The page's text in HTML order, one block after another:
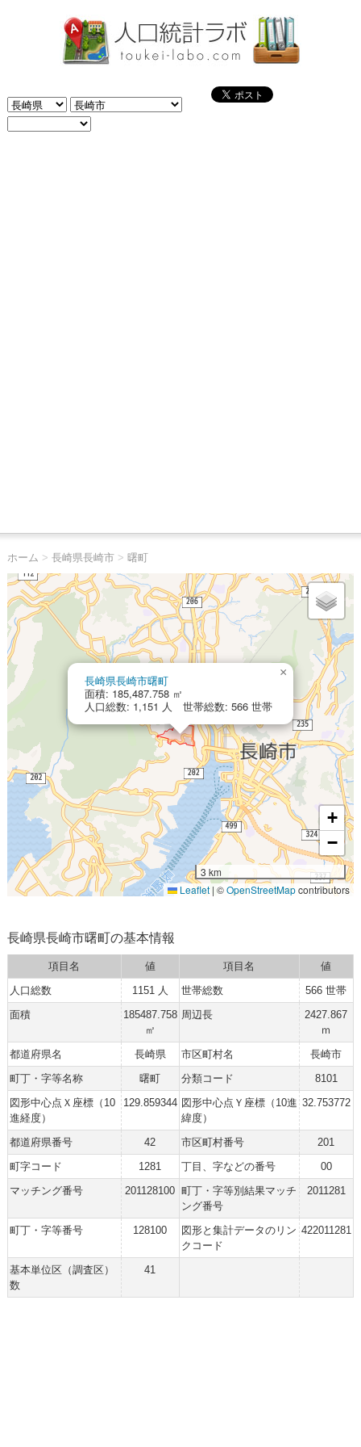
ホーム > 長崎県長崎市> 曙町
長崎県長崎市曙町
面積: 185,487.758 ㎡
人口総数: 1,151 人 世帯総数: 566 世帯
×
+
−
3 km
Leaflet | ©OpenStreetMapcontributors
長崎県長崎市曙町の基本情報
項目名 値 項目名
値
人口総数
1151 人 世帯総数
566 世帯
面積
185487.758
㎡
周辺長
2427.867
ｍ
都道府県名
長崎県 市区町村名
長崎市
町丁・字等名称
曙町 分類コード
8101
図形中心点Ｘ座標（10
進経度）
129.859344 図形中心点Ｙ座標（10進
緯度）
32.753772
都道府県番号 42 市区町村番号
201
町字コード
1281 丁目、字などの番号
00
マッチング番号
201128100 町丁・字等別結果マッチ
ング番号
2011281
町丁・字等番号 128100
図形と集計データのリン
クコード
422011281
基本単位区（調査区）
数
41